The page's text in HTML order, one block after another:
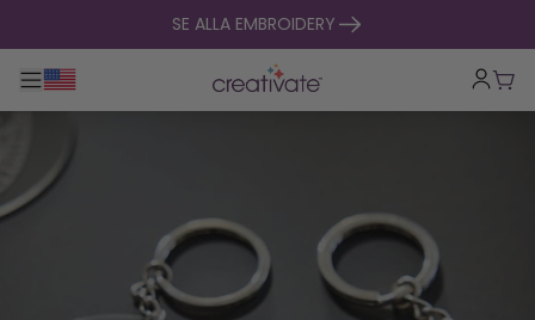
SE ALLA EMBROIDERY
Toggle huvudnavigering